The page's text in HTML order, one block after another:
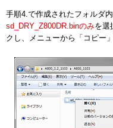
手順4.で作成されたフォルダ
sd_DRY_Z800DR.binのみを選
クし、メニューから「コピー